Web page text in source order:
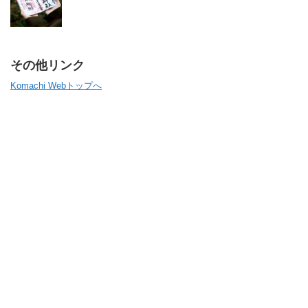
その他リンク
Komachi Webトップへ